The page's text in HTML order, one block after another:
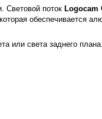
Световой поток Logocam
обеспечивается
или света заднего